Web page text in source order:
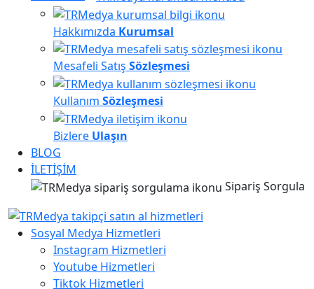
Hakkımızda Kurumsal
Mesafeli Satış Sözleşmesi
Kullanım Sözleşmesi
Bizlere Ulaşın
BLOG
İLETİŞİM
Sipariş Sorgula
Sosyal Medya Hizmetleri
Instagram Hizmetleri
Youtube Hizmetleri
Tiktok Hizmetleri